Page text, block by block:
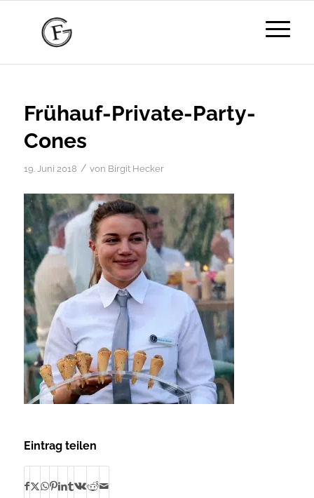
Frühauf-Private-Party-
Cones
19. Juni 2018 / von Birgit Hecker
Eintrag teilen